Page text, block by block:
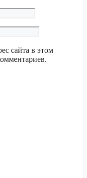
сайта в этом